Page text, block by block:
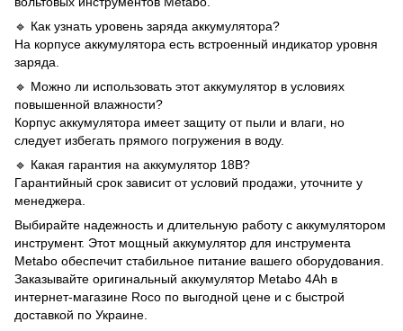
🔹 Как узнать уровень заряда аккумулятора?
На корпусе аккумулятора есть встроенный индикатор уровня
заряда.
🔹 Можно ли использовать этот аккумулятор в условиях
повышенной влажности?
Корпус аккумулятора имеет защиту от пыли и влаги, но
следует избегать прямого погружения в воду.
🔹 Какая гарантия на аккумулятор 18В?
Гарантийный срок зависит от условий продажи, уточните у
менеджера.
Выбирайте надежность и длительную работу с аккумулятором
инструмент. Этот мощный аккумулятор для инструмента
Metabo обеспечит стабильное питание вашего оборудования.
Заказывайте оригинальный аккумулятор Metabo 4Ah в
интернет-магазине Roco по выгодной цене и с быстрой
доставкой по Украине.